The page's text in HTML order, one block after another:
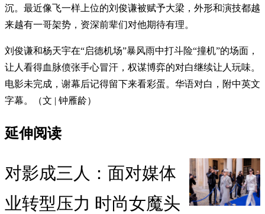
沉。最近像飞一样上位的刘俊谦被赋予大梁，外形和演技都越
来越有一哥架势，资深前辈们对他期待有理。
刘俊谦和杨天宇在“启德机场”暴风雨中打斗险“撞机”的场面，
让人看得血脉偾张手心冒汗，权谋博弈的对白继续让人玩味。
电影未完成，谢幕后记得留下来看彩蛋。华语对白，附中英文
字幕。（文 | 钟雁龄）
延伸阅读
对影成三人：面对媒体
业转型压力 时尚女魔头